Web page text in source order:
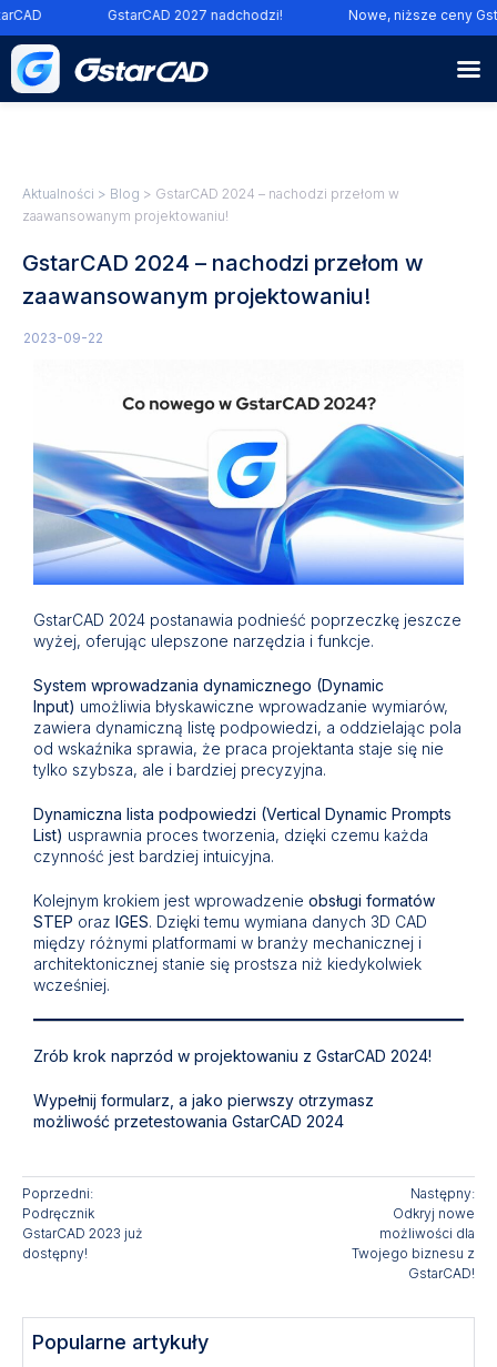
GstarCAD 2027 nadchodzi! Nowe, niższe ceny
Aktualności > Blog > GstarCAD 2024 – nachodzi przełom w
zaawansowanym projektowaniu!
GstarCAD 2024 – nachodzi przełom w
zaawansowanym projektowaniu!
2023-09-22
GstarCAD 2024 postanawia podnieść poprzeczkę jeszcze
wyżej, oferując ulepszone narzędzia i funkcje.
System wprowadzania dynamicznego (Dynamic
Input) umożliwia błyskawiczne wprowadzanie wymiarów,
zawiera dynamiczną listę podpowiedzi, a oddzielając pola
od wskaźnika sprawia, że praca projektanta staje się nie
tylko szybsza, ale i bardziej precyzyjna.
Dynamiczna lista podpowiedzi (Vertical Dynamic Prompts
List) usprawnia proces tworzenia, dzięki czemu każda
czynność jest bardziej intuicyjna.
Kolejnym krokiem jest wprowadzenie obsługi formatów
STEP oraz IGES. Dzięki temu wymiana danych 3D CAD
między różnymi platformami w branży mechanicznej i
architektonicznej stanie się prostsza niż kiedykolwiek
wcześniej.
Zrób krok naprzód w projektowaniu z GstarCAD 2024!
Wypełnij formularz, a jako pierwszy otrzymasz
możliwość przetestowania GstarCAD 2024
Poprzedni:
Podręcznik
GstarCAD 2023 już
dostępny!
Następny:
Odkryj nowe
możliwości dla
Twojego biznesu z
GstarCAD!
Popularne artykuły